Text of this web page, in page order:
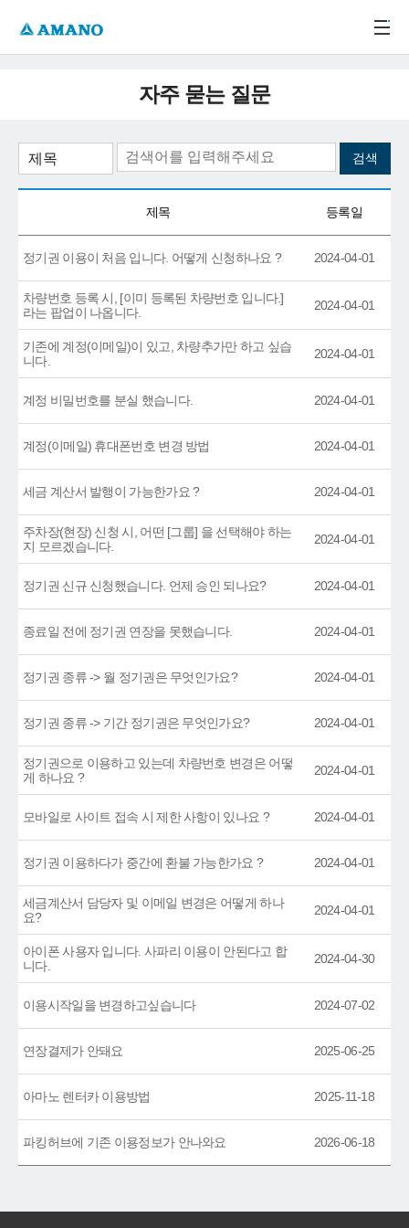
자주 묻는 질문
제목 등록일
정기권 이용이 처음 입니다. 어떻게 신청하나요 ? 2024-04-01
차량번호 등록 시, [이미 등록된 차량번호 입니다.]
라는 팝업이 나옵니다.
2024-04-01
기존에 계정(이메일)이 있고, 차량추가만 하고 싶습
니다.
2024-04-01
계정 비밀번호를 분실 했습니다. 2024-04-01
계정(이메일) 휴대폰번호 변경 방법 2024-04-01
세금 계산서 발행이 가능한가요 ? 2024-04-01
주차장(현장) 신청 시, 어떤 [그룹] 을 선택해야 하는
지 모르겠습니다.
2024-04-01
정기권 신규 신청했습니다. 언제 승인 되나요? 2024-04-01
종료일 전에 정기권 연장을 못했습니다. 2024-04-01
정기권 종류 -> 월 정기권은 무엇인가요? 2024-04-01
정기권 종류 -> 기간 정기권은 무엇인가요? 2024-04-01
정기권으로 이용하고 있는데 차량번호 변경은 어떻
게 하나요 ?
2024-04-01
모바일로 사이트 접속 시 제한 사항이 있나요 ? 2024-04-01
정기권 이용하다가 중간에 환불 가능한가요 ? 2024-04-01
세금계산서 담당자 및 이메일 변경은 어떻게 하나
요?
2024-04-01
아이폰 사용자 입니다. 사파리 이용이 안된다고 합
니다.
2024-04-30
이용시작일을 변경하고싶습니다 2024-07-02
연장결제가 안돼요 2025-06-25
아마노 렌터카 이용방법 2025-11-18
파킹허브에 기존 이용정보가 안나와요 2026-06-18